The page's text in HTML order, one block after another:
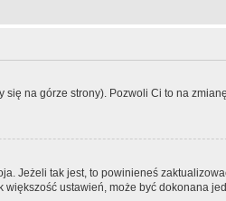
się na górze strony). Pozwoli Ci to na
Jeżeli tak jest, to powinieneś
ustawień, może być dokonana